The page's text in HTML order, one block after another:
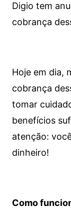
Digio tem
cobrança
Hoje em dia,
cobrança
tomar
benefícios
atenção:
dinheiro!
Como